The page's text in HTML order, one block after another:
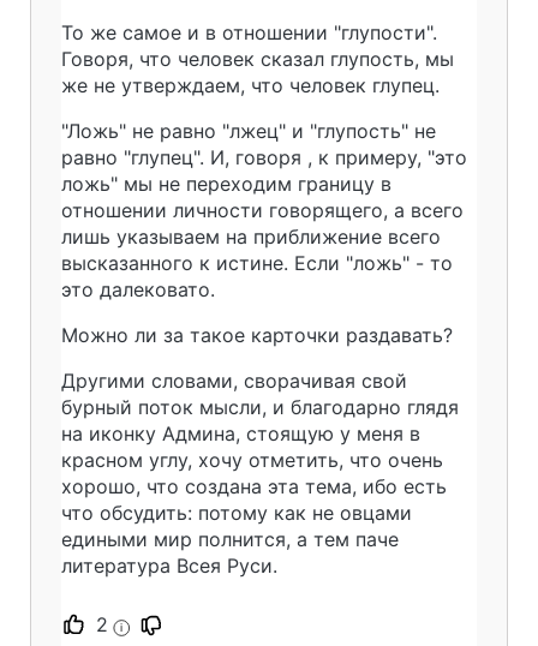
То же самое и в отношении "глупости".
Говоря, что человек сказал глупость, мы
же не утверждаем, что человек глупец.
"Ложь" не равно "лжец" и "глупость" не
равно "глупец". И, говоря , к примеру, "это
ложь" мы не переходим границу в
отношении личности говорящего, а всего
лишь указываем на приближение всего
высказанного к истине. Если "ложь" - то
это далековато.
Можно ли за такое карточки раздавать?
Другими словами, сворачивая свой
бурный поток мысли, и благодарно глядя
на иконку Админа, стоящую у меня в
красном углу, хочу отметить, что очень
хорошо, что создана эта тема, ибо есть
что обсудить: потому как не овцами
едиными мир полнится, а тем паче
литература Всея Руси.
2 i